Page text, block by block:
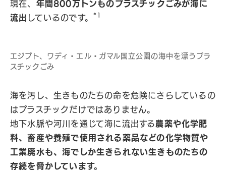
現在、 年間800万トンものプラスチックごみが海に
流出 しているのです。 *1
エジプト、ワディ・エル・ガマル国立公園の海中を漂うプラ
スチックごみ
海を汚し、生きものたちの命を危険にさらしているの
はプラスチックだけではありません。
地下水脈や河川を通じて海に流出する農薬や化学肥
料、畜産や養殖で使用される薬品などの化学物質や
工業廃水も、海でしか生きられない生きものたちの
存続を脅かしています。